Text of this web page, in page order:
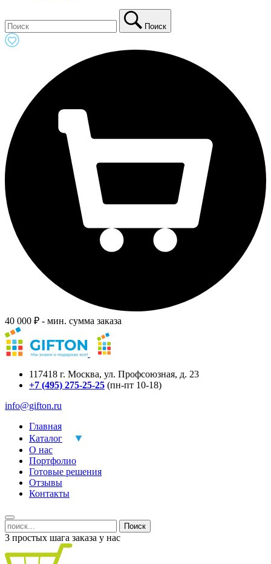
Поиск
40 000 ₽ - мин. сумма заказа
117418 г. Москва, ул. Профсоюзная, д. 23
+7 (495) 275-25-25 (пн-пт 10-18)
info@gifton.ru
Главная
Каталог
О нас
Портфолио
Готовые решения
Отзывы
Контакты
Поиск
3 простых шага заказа у нас